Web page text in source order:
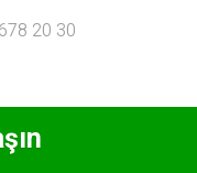
20 30
678 20 30